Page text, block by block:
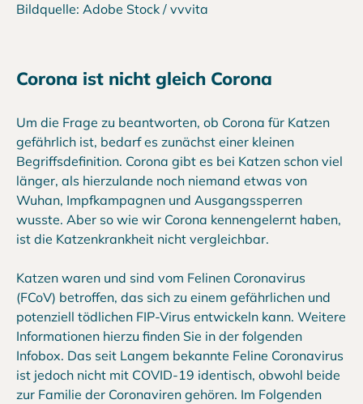
Bildquelle: Adobe Stock / vvvita
Corona ist nicht gleich Corona
Um die Frage zu beantworten, ob Corona für Katzen
gefährlich ist, bedarf es zunächst einer kleinen
Begriffsdefinition. Corona gibt es bei Katzen schon viel
länger, als hierzulande noch niemand etwas von
Wuhan, Impfkampagnen und Ausgangssperren
wusste. Aber so wie wir Corona kennengelernt haben,
ist die Katzenkrankheit nicht vergleichbar.
Katzen waren und sind vom Felinen Coronavirus
(FCoV) betroffen, das sich zu einem gefährlichen und
potenziell tödlichen FIP-Virus entwickeln kann. Weitere
Informationen hierzu finden Sie in der folgenden
Infobox. Das seit Langem bekannte Feline Coronavirus
ist jedoch nicht mit COVID-19 identisch, obwohl beide
zur Familie der Coronaviren gehören. Im Folgenden